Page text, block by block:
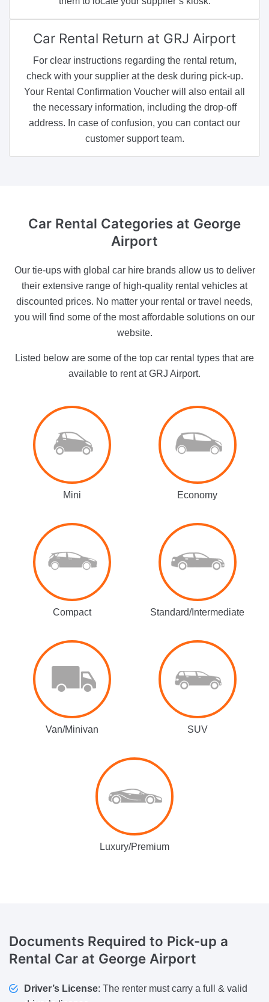
Car Rental Return at GRJ Airport
For clear instructions regarding the rental return,
check with your supplier at the desk during pick-up.
Your Rental Confirmation Voucher will also entail all
the necessary information, including the drop-off
address. In case of confusion, you can contact our
customer support team.
Car Rental Categories at George
Airport
Our tie-ups with global car hire brands allow us to deliver
their extensive range of high-quality rental vehicles at
discounted prices. No matter your rental or travel needs,
you will find some of the most affordable solutions on our
website.
Listed below are some of the top car rental types that are
available to rent at GRJ Airport.
Mini Economy
Compact Standard/Intermediate
Van/Minivan SUV
Luxury/Premium
Documents Required to Pick-up a
Rental Car at George Airport
Driver’s License: The renter must carry a full & valid